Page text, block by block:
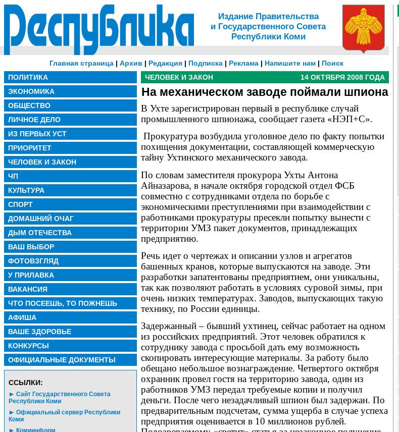
Издание Правительства
и Государственного Совета
Республики Коми
Главная страница | Архив | Редакция | Подписка | Реклама | Напишите нам | Поиск
ПОЛИТИКА
ЭКОНОМИКА
ОБЩЕСТВО
ЛИЧНОЕ ДЕЛО
ИЗ ПЕРВЫХ УСТ
ПРИОРИТЕТ
ЧЕЛОВЕК И ЗАКОН
ЧП
КУЛЬТУРА
СПОРТ
ДОМАШНИЙ ОЧАГ
ДЫМ ОТЕЧЕСТВА
ВАШ ВЫБОР
ФОТОВЗГЛЯД
У ПРИЛАВКА
ВАКАНСИЯ
ЧТО ПОСЕЕШЬ, ТО ПОЖНЕШЬ
АФИША
ВАШЕ ЗДОРОВЬЕ
КОНКУРСЫ
ОФИЦИАЛЬНЫЕ ДОКУМЕНТЫ
CСЫЛКИ:
Сайт Государственного Совета
Республики Коми
Официальный сервер Республики
Коми
Комиинформ
ЧЕЛОВЕК И ЗАКОН 14 ОКТЯБРЯ 2008 ГОДА
На механическом заводе поймали шпиона
В Ухте зарегистрирован первый в республике случай
промышленного шпионажа, сообщает газета «НЭП+С».
Прокуратура возбудила уголовное дело по факту попытки
похищения документации, составляющей коммерческую
тайну Ухтинского механического завода.
По словам заместителя прокурора Ухты Антона
Айназарова, в начале октября городской отдел ФСБ
совместно с сотрудниками отдела по борьбе с
экономическими преступлениями при взаимодействии с
работниками прокуратуры пресекли попытку вынести с
территории УМЗ пакет документов, принадлежащих
предприятию.
Речь идет о чертежах и описании узлов и агрегатов
башенных кранов, которые выпускаются на заводе. Эти
разработки запатентованы предприятием, они уникальны,
так как позволяют работать в условиях суровой зимы, при
очень низких температурах. Заводов, выпускающих такую
технику, по России единицы.
Задержанный – бывший ухтинец, сейчас работает на одном
из российских предприятий. Этот человек обратился к
сотруднику завода с просьбой дать ему возможность
скопировать интересующие материалы. За работу было
обещано небольшое вознаграждение. Четвертого октября
охранник провел гостя на территорию завода, один из
работников УМЗ передал требуемые копии и получил
деньги. После чего незадачливый шпион был задержан. По
предварительным подсчетам, сумма ущерба в случае успеха
предприятия оценивается в 10 миллионов рублей.